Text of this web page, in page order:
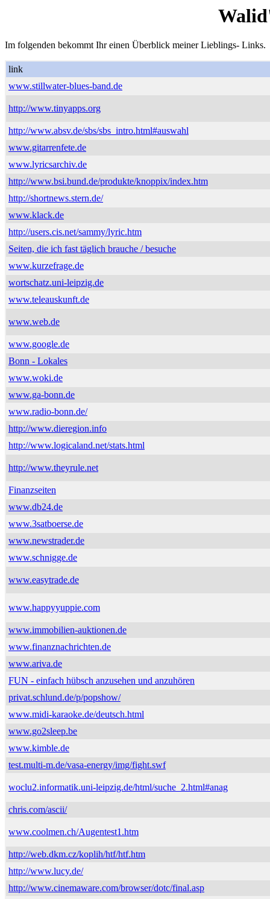
Im folgenden bekommt Ihr einen Überblick meiner Lieblings- Links.
link
www.stillwater-blues-band.de
http://www.tinyapps.org
http://www.absv.de/sbs/sbs_intro.html#auswahl
www.gitarrenfete.de
www.lyricsarchiv.de
http://www.bsi.bund.de/produkte/knoppix/index.htm
http://shortnews.stern.de/
www.klack.de
http://users.cis.net/sammy/lyric.htm
Seiten, die ich fast täglich brauche / besuche
www.kurzefrage.de
wortschatz.uni-leipzig.de
www.teleauskunft.de
www.web.de
www.google.de
Bonn - Lokales
www.woki.de
www.ga-bonn.de
www.radio-bonn.de/
http://www.dieregion.info
http://www.logicaland.net/stats.html
http://www.theyrule.net
Finanzseiten
www.db24.de
www.3satboerse.de
www.newstrader.de
www.schnigge.de
www.easytrade.de
www.happyyuppie.com
www.immobilien-auktionen.de
www.finanznachrichten.de
www.ariva.de
FUN - einfach hübsch anzusehen und anzuhören
privat.schlund.de/p/popshow/
www.midi-karaoke.de/deutsch.html
www.go2sleep.be
www.kimble.de
test.multi-m.de/vasa-energy/img/fight.swf
woclu2.informatik.uni-leipzig.de/html/suche_2.html#anag
chris.com/ascii/
www.coolmen.ch/Augentest1.htm
http://web.dkm.cz/koplih/htf/htf.htm
http://www.lucy.de/
http://www.cinemaware.com/browser/dotc/final.asp